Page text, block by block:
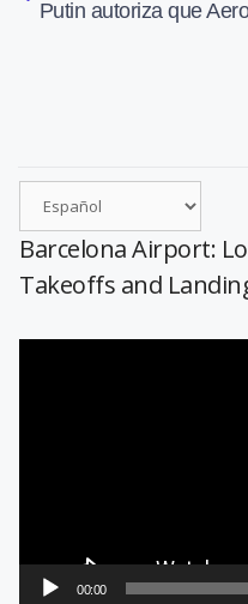
Barcelona Airport:
Takeoffs and
00:00